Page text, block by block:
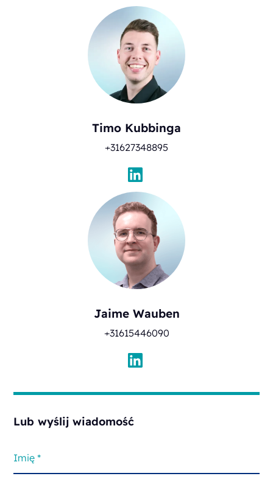
Timo Kubbinga
+31627348895
Jaime Wauben
+31615446090
Lub wyślij wiadomość